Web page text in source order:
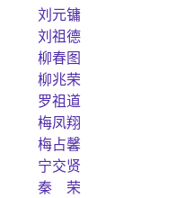
刘元镛
刘祖德
柳春图
柳兆荣
罗祖道
梅凤翔
梅占馨
宁交贤
秦 荣